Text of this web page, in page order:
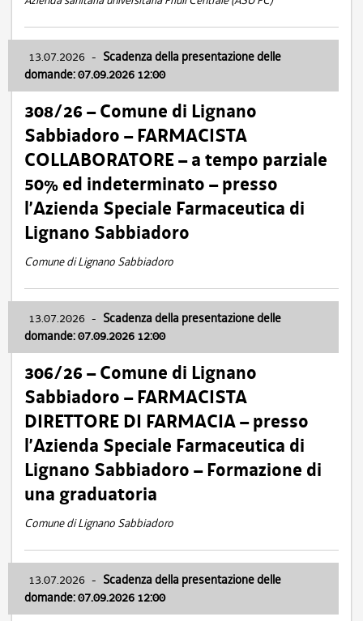
13.07.2026 - Scadenza della presentazione delle
domande: 07.09.2026 12:00
308/26 – Comune di Lignano
Sabbiadoro – FARMACISTA
COLLABORATORE – a tempo parziale
50% ed indeterminato – presso
l’Azienda Speciale Farmaceutica di
Lignano Sabbiadoro
Comune di Lignano Sabbiadoro
13.07.2026 - Scadenza della presentazione delle
domande: 07.09.2026 12:00
306/26 – Comune di Lignano
Sabbiadoro – FARMACISTA
DIRETTORE DI FARMACIA – presso
l’Azienda Speciale Farmaceutica di
Lignano Sabbiadoro – Formazione di
una graduatoria
Comune di Lignano Sabbiadoro
13.07.2026 - Scadenza della presentazione delle
domande: 07.09.2026 12:00